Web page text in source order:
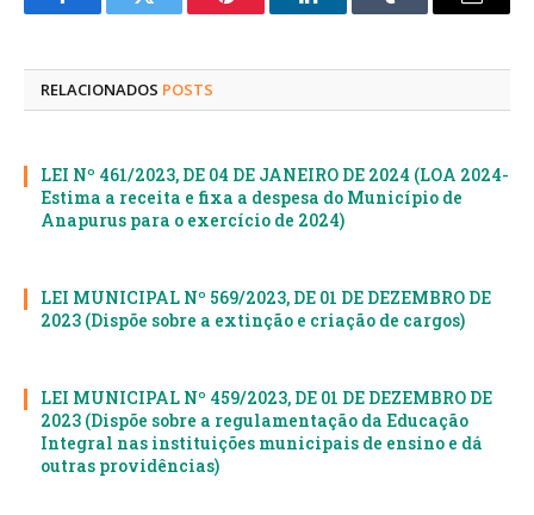
FacebookTwitter Pinterest LinkedInTumblr
E-
RELACIONADOS POSTS
LEI Nº 461/2023, DE 04 DE JANEIRO DE 2024 (LOA 2024-
Estima a receita e fixa a despesa do Município de
Anapurus para o exercício de 2024)
LEI MUNICIPAL Nº 569/2023, DE 01 DE DEZEMBRO DE
2023 (Dispõe sobre a extinção e criação de cargos)
LEI MUNICIPAL Nº 459/2023, DE 01 DE DEZEMBRO DE
2023 (Dispõe sobre a regulamentação da Educação
Integral nas instituições municipais de ensino e dá
outras providências)